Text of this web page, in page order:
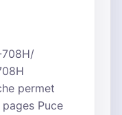
708H/
permet
pages Puce